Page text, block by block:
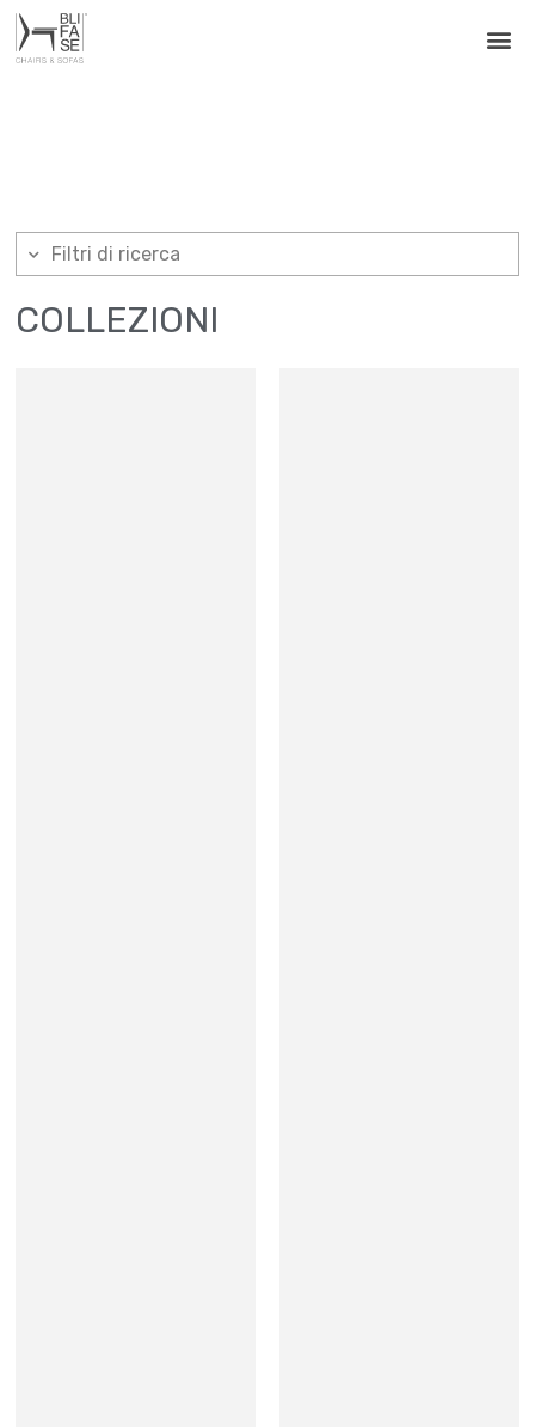
Filtri di ricerca
COLLEZIONI